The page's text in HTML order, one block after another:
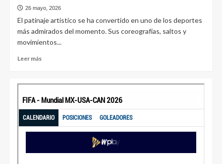
26 mayo, 2026
El patinaje artístico se ha convertido en uno de los deportes
más admirados del momento. Sus coreografías, saltos y
movimientos...
Leer más